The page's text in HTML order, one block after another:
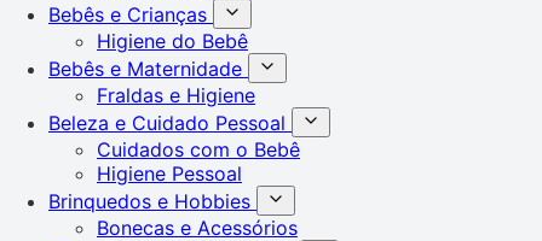
Bebês e Crianças
Higiene do Bebê
Bebês e Maternidade
Fraldas e Higiene
Beleza e Cuidado Pessoal
Cuidados com o Bebê
Higiene Pessoal
Brinquedos e Hobbies
Bonecas e Acessórios